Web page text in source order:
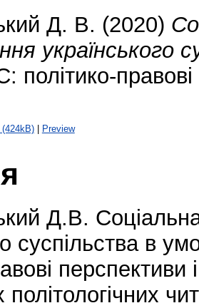
Д. В. (2020)
українського
політико-
| Preview
Д.В.
суспільства в
перспективи
політологічних